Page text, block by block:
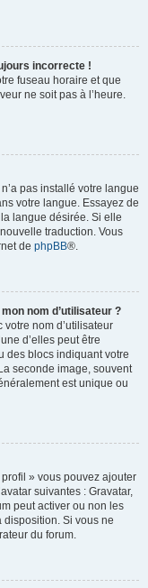
incorrecte !
fuseau horaire et que
ne soit pas à l’heure.
pas installé votre langue
votre langue. Essayez de
langue désirée. Si elle
traduction. Vous
de phpBB®.
nom d’utilisateur ?
votre nom d’utilisateur
d’elles peut être
des blocs indiquant votre
seconde image, souvent
est unique ou
» vous pouvez ajouter
suivantes : Gravatar,
peut activer ou non les
disposition. Si vous ne
du forum.